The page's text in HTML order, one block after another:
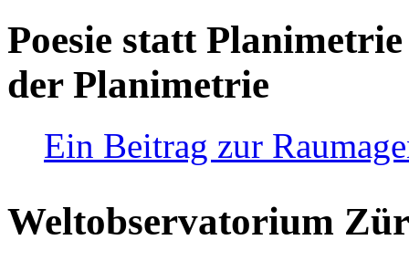
Poesie statt
der Planimetrie
Ein Beitrag zur
Weltobservatorium